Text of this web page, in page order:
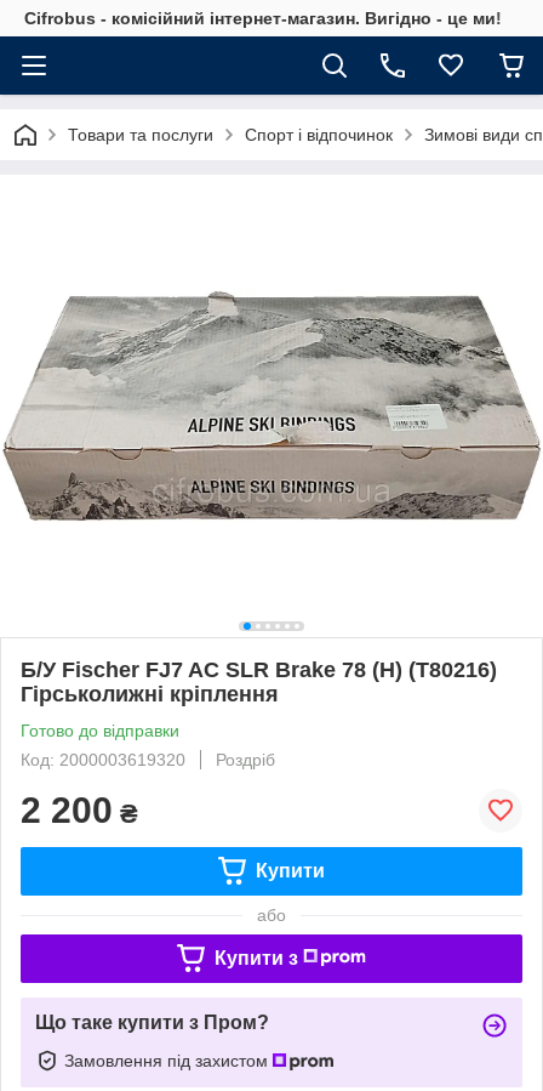
Cifrobus - комiсiйний iнтернет-магазин. Вигiдно - це ми!
Товари та послуги Спорт і відпочинок Зимові види
Б/У Fischer FJ7 AC SLR Brake 78 (H) (T80216)
Гірськолижні кріплення
Готово до відправки
Код: 2000003619320
Роздріб
2 200 ₴
Купити
або
Купити з
Що таке купити з Пром?
Замовлення під захистом